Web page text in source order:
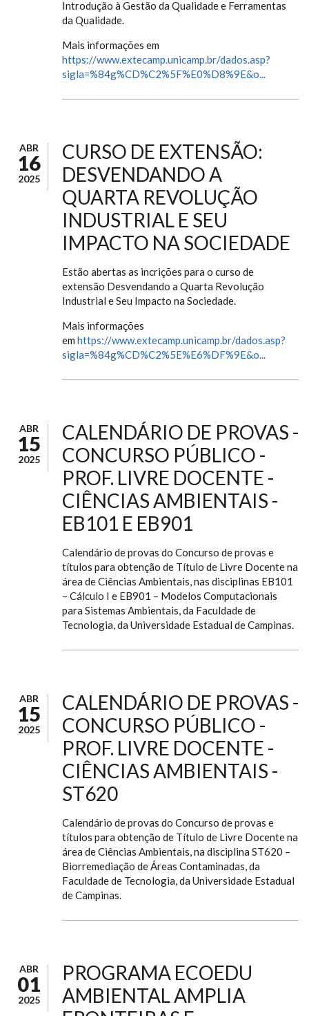
Introdução à Gestão da Qualidade e Ferramentas
da Qualidade.
Mais informações em
https://www.extecamp.unicamp.br/dados.asp?
sigla=%84g%CD%C2%5F%E0%D8%9E&o...
ABR
16
2025
CURSO DE EXTENSÃO:
DESVENDANDO A
QUARTA REVOLUÇÃO
INDUSTRIAL E SEU
IMPACTO NA SOCIEDADE
Estão abertas as incrições para o curso de
extensão Desvendando a Quarta Revolução
Industrial e Seu Impacto na Sociedade.
Mais informações
em https://www.extecamp.unicamp.br/dados.asp?
sigla=%84g%CD%C2%5E%E6%DF%9E&o...
ABR
15
2025
CALENDÁRIO DE PROVAS -
CONCURSO PÚBLICO -
PROF. LIVRE DOCENTE -
CIÊNCIAS AMBIENTAIS -
EB101 E EB901
Calendário de provas do Concurso de provas e
títulos para obtenção de Título de Livre Docente na
área de Ciências Ambientais, nas disciplinas EB101
– Cálculo I e EB901 – Modelos Computacionais
para Sistemas Ambientais, da Faculdade de
Tecnologia, da Universidade Estadual de Campinas.
ABR
15
2025
CALENDÁRIO DE PROVAS -
CONCURSO PÚBLICO -
PROF. LIVRE DOCENTE -
CIÊNCIAS AMBIENTAIS -
ST620
Calendário de provas do Concurso de provas e
títulos para obtenção de Título de Livre Docente na
área de Ciências Ambientais, na disciplina ST620 –
Biorremediação de Áreas Contaminadas, da
Faculdade de Tecnologia, da Universidade Estadual
de Campinas.
ABR
01
2025
PROGRAMA ECOEDU
AMBIENTAL AMPLIA